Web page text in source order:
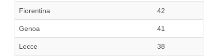
Fiorentina 42
Genoa 41
Lecce 38